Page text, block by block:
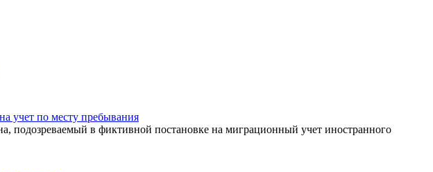
учет по месту пребывания
в фиктивной постановке на миграционный учет иностранного